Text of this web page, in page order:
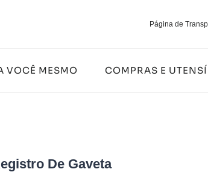
Página de
VOCÊ MESMO COMPRAS E
De Gaveta